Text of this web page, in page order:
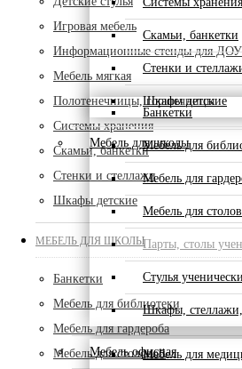
Скамьи, банкетки
Стенки и
Шкафы детские
Мебель для школы
Банкетки
Мебель для
Мебель для
Мебель для
Парты, столы
Стулья
Шкафы, стеллажи,
Мебель офисная
Мебель для
Игровая мебель
Информационные стенды для ДОУ
Мебель мягкая
Полотенечницы, горшечницы
Системы хранения
Скамьи, банкетки
Стенки и стеллажи
Шкафы детские
МЕБЕЛЬ ДЛЯ ШКОЛЫ
Банкетки
Мебель для библиотеки
Мебель для гардероба
Мебель для столовой